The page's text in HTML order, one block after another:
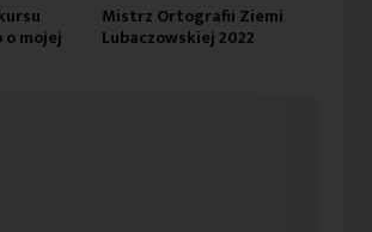
o mojej
Mistrz Ortografii Ziemi
Lubaczowskiej 2022